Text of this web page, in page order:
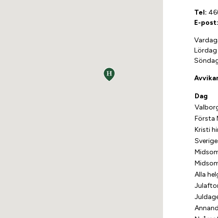
Tel:
E-post:
Lördag
Dag
Första
Kristi
Alla